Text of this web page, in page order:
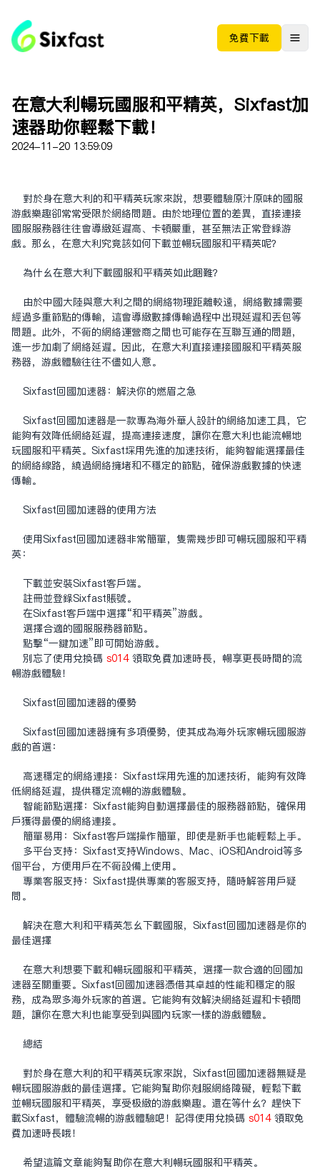
免费下载
在意大利畅玩国服和平精英，Sixfast加
速器助你轻松下载！
2024-11-20 13:59:09
对于身在意大利的和平精英玩家来说，想要体验原汁原味的国服
游戏乐趣却常常受限于网络问题。由于地理位置的差异，直接连接
国服服务器往往会导致延迟高、卡顿严重，甚至无法正常登录游
戏。那么，在意大利究竟该如何下载并畅玩国服和平精英呢？
为什么在意大利下载国服和平精英如此困难？
由于中国大陆与意大利之间的网络物理距离较远，网络数据需要
经过多重节点的传输，这会导致数据传输过程中出现延迟和丢包等
问题。此外，不同的网络运营商之间也可能存在互联互通的问题，
进一步加剧了网络延迟。因此，在意大利直接连接国服和平精英服
务器，游戏体验往往不尽如人意。
Sixfast回国加速器：解决你的燃眉之急
Sixfast回国加速器是一款专为海外华人设计的网络加速工具，它
能够有效降低网络延迟，提高连接速度，让你在意大利也能流畅地
玩国服和平精英。Sixfast采用先进的加速技术，能够智能选择最佳
的网络线路，绕过网络拥堵和不稳定的节点，确保游戏数据的快速
传输。
Sixfast回国加速器的使用方法
使用Sixfast回国加速器非常简单，只需几步即可畅玩国服和平精
英：
下载并安装Sixfast客户端。
注册并登录Sixfast账号。
在Sixfast客户端中选择“和平精英”游戏。
选择合适的国服服务器节点。
点击“一键加速”即可开始游戏。
别忘了使用兑换码 s014领取免费加速时长，畅享更长时间的流
畅游戏体验！
Sixfast回国加速器的优势
Sixfast回国加速器拥有多项优势，使其成为海外玩家畅玩国服游
戏的首选：
高速稳定的网络连接：Sixfast采用先进的加速技术，能够有效降
低网络延迟，提供稳定流畅的游戏体验。
智能节点选择：Sixfast能够自动选择最佳的服务器节点，确保用
户获得最优的网络连接。
简单易用：Sixfast客户端操作简单，即使是新手也能轻松上手。
多平台支持：Sixfast支持Windows、Mac、iOS和Android等多
个平台，方便用户在不同设备上使用。
专业客服支持：Sixfast提供专业的客服支持，随时解答用户疑
问。
解决在意大利和平精英怎么下载国服，Sixfast回国加速器是你的
最佳选择
在意大利想要下载和畅玩国服和平精英，选择一款合适的回国加
速器至关重要。Sixfast回国加速器凭借其卓越的性能和稳定的服
务，成为众多海外玩家的首选。它能够有效解决网络延迟和卡顿问
题，让你在意大利也能享受到与国内玩家一样的游戏体验。
总结
对于身在意大利的和平精英玩家来说，Sixfast回国加速器无疑是
畅玩国服游戏的最佳选择。它能够帮助你克服网络障碍，轻松下载
并畅玩国服和平精英，享受极致的游戏乐趣。还在等什么？赶快下
载Sixfast，体验流畅的游戏体验吧！记得使用兑换码 s014领取免
费加速时长哦！
希望这篇文章能够帮助你在意大利畅玩国服和平精英。